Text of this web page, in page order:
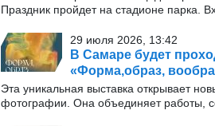
Праздник пройдет на стадионе парка.
29 июля 2026, 13:42
В Самаре будет
«Форма,образ,
Эта уникальная выставка открывает
фотографии. Она объединяет работы,